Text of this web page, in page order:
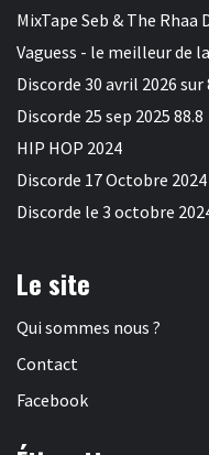
MixTape Seb & The Rhaa
Vaguess - le meilleur de
Discorde 30 avril 2026 sur
Discorde 25 sep 2025 88.8
HIP HOP 2024
Discorde 17 Octobre
Discorde le 3 octobre
Le site
Qui sommes nous ?
Contact
Facebook